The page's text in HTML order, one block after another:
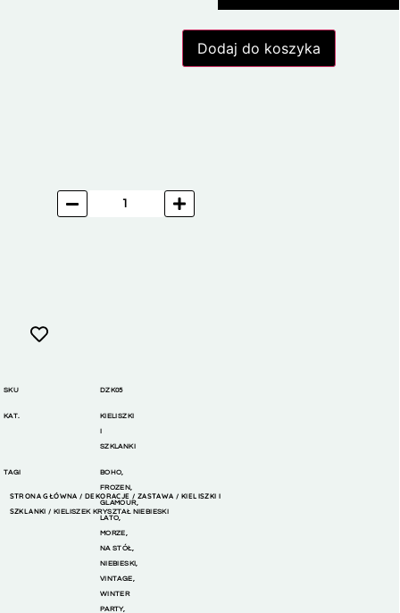
Dodaj do koszyka
SKU DZK05
KAT.
KIELISZKI
I
SZKLANKI
TAGI BOHO,
FROZEN,
GLAMOUR,
LATO,
MORZE,
NA STÓŁ,
NIEBIESKI,
VINTAGE,
WINTER
PARTY,
STRONA GŁÓWNA /DEKORACJE / ZASTAWA / KIELISZKI I
SZKLANKI / KIELISZEK KRYSZTAŁ NIEBIESKI